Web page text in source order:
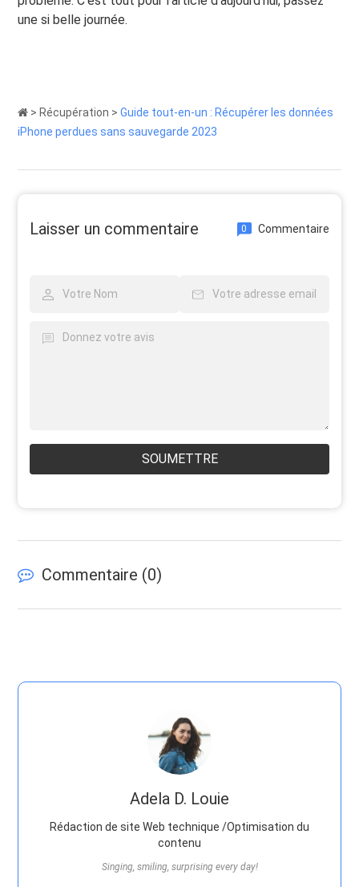
une si belle journée.
> Récupération >Guide tout-en-un : Récupérer les données
iPhone perdues sans sauvegarde 2023
Laisser un commentaire 0 Commentaire
SOUMETTRE
Commentaire (0)
Adela D. Louie
Rédaction de site Web technique /Optimisation du
contenu
Singing, smiling, surprising every day!